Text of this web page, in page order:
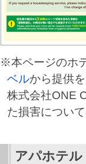
※本ページのホ
ベルから提供
株式会社ONE
た損害につい
アパホテ